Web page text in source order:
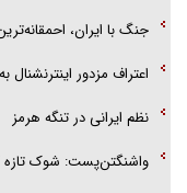
جنگ با ایران،
اعتراف مزدور اینترنشنال به
نظم ایرانی در تنگه هرمز
واشنگتن‌پست: شوک تازه